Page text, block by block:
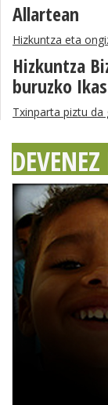
Allartean
Hizkuntza eta
Hizkuntza
buruzko
Txinparta piztu da